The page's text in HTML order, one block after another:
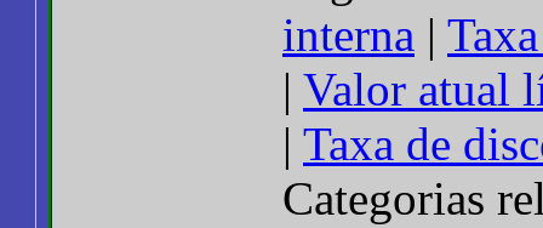
interna |
| Valor atual
| Taxa de
Categorias